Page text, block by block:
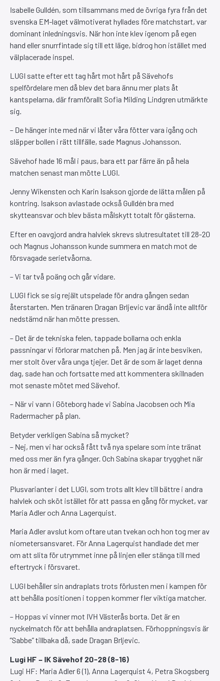
Isabelle Gulldén, som tillsammans med de övriga fyra från det
svenska EM-laget välmotiverat hyllades före matchstart, var
dominant inledningsvis. När hon inte klev igenom på egen
hand eller snurrfintade sig till ett läge, bidrog hon istället med
välplacerade inspel.
LUGI satte efter ett tag hårt mot hårt på Sävehofs
spelfördelare men då blev det bara ännu mer plats åt
kantspelarna, där framförallt Sofia Milding Lindgren utmärkte
sig.
– De hänger inte med när vi låter våra fötter vara igång och
släpper bollen i rätt tillfälle, sade Magnus Johansson.
Sävehof hade 16 mål i paus, bara ett par färre än på hela
matchen senast man mötte LUGI.
Jenny Wikensten och Karin Isakson gjorde de lätta målen på
kontring. Isakson avlastade också Gulldén bra med
skytteansvar och blev bästa målskytt totalt för gästerna.
Efter en oavgjord andra halvlek skrevs slutresultatet till 28-20
och Magnus Johansson kunde summera en match mot de
försvagade serietvåorna.
– Vi tar två poäng och går vidare.
LUGI fick se sig rejält utspelade för andra gången sedan
återstarten. Men tränaren Dragan Brljevic var ändå inte alltför
nedstämd när han mötte pressen.
– Det är de tekniska felen, tappade bollarna och enkla
passningar vi förlorar matchen på. Men jag är inte besviken,
mer stolt över våra unga tjejer. Det är de som är laget denna
dag, sade han och fortsatte med att kommentera skillnaden
mot senaste mötet med Sävehof.
– När vi vann i Göteborg hade vi Sabina Jacobsen och Mia
Radermacher på plan.
Betyder verkligen Sabina så mycket?
– Nej, men vi har också fått två nya spelare som inte tränat
med oss mer än fyra gånger. Och Sabina skapar trygghet när
hon är med i laget.
Plusvarianter i det LUGI, som trots allt klev till bättre i andra
halvlek och sköt istället för att passa en gång för mycket, var
Maria Adler och Anna Lagerquist.
Maria Adler avslut kom oftare utan tvekan och hon tog mer av
niometersansvaret. För Anna Lagerquist handlade det mer
om att slita för utrymmet inne på linjen eller stänga till med
eftertryck i försvaret.
LUGI behåller sin andraplats trots förlusten men i kampen för
att behålla positionen i toppen kommer fler viktiga matcher.
– Hoppas vi vinner mot IVH Västerås borta. Det är en
nyckelmatch för att behålla andraplatsen. Förhoppningsvis är
”Sabbe” tillbaka då, sade Dragan Brljevic.
Lugi HF – IK Sävehof 20-28 (8-16)
Lugi HF: Maria Adler 6 (1), Anna Lagerquist 4, Petra Skogsberg